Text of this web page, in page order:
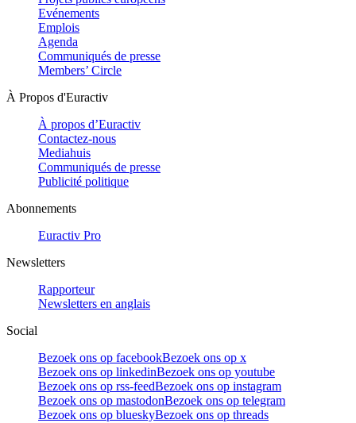
Evénements
Emplois
Agenda
Communiqués de presse
Members’ Circle
À Propos d'Euractiv
À propos d’Euractiv
Contactez-nous
Mediahuis
Communiqués de presse
Publicité politique
Abonnements
Euractiv Pro
Newsletters
Rapporteur
Newsletters en anglais
Social
Bezoek ons op facebookBezoek ons op x
Bezoek ons op linkedinBezoek ons op youtube
Bezoek ons op rss-feedBezoek ons op instagram
Bezoek ons op mastodonBezoek ons op telegram
Bezoek ons op blueskyBezoek ons op threads